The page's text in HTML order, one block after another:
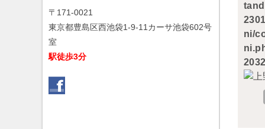
ni/
〒171-0021
東京都豊島区西池袋1-9-11カーサ池袋602号
室
駅徒歩3分